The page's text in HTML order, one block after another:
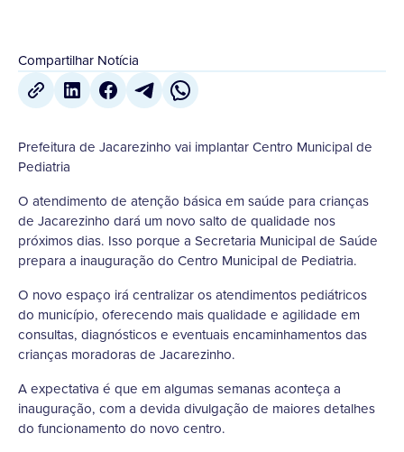
Compartilhar Notícia
Prefeitura de Jacarezinho vai implantar Centro Municipal de
Pediatria
O atendimento de atenção básica em saúde para crianças
de Jacarezinho dará um novo salto de qualidade nos
próximos dias. Isso porque a Secretaria Municipal de Saúde
prepara a inauguração do Centro Municipal de Pediatria.
O novo espaço irá centralizar os atendimentos pediátricos
do município, oferecendo mais qualidade e agilidade em
consultas, diagnósticos e eventuais encaminhamentos das
crianças moradoras de Jacarezinho.
A expectativa é que em algumas semanas aconteça a
inauguração, com a devida divulgação de maiores detalhes
do funcionamento do novo centro.